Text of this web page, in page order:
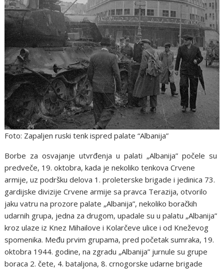
Foto: Zapaljen ruski tenk ispred palate “Albanija”
Borbe za osvajanje utvrđenja u palati „Albanija” počele su
predveče, 19. oktobra, kada je nekoliko tenkova Crvene
armije, uz podršku delova 1. proleterske brigade i jedinica 73.
gardijske divizije Crvene armije sa pravca Terazija, otvorilo
jaku vatru na prozore palate „Albanija”, nekoliko boračkih
udarnih grupa, jedna za drugom, upadale su u palatu „Albanija”
kroz ulaze iz Knez Mihailove i Kolarčeve ulice i od Kneževog
spomenika. Među prvim grupama, pred početak sumraka, 19.
oktobra 1944. godine, na zgradu „Albanija” jurnule su grupe
boraca 2. čete, 4. bataljona, 8. crnogorske udarne brigade